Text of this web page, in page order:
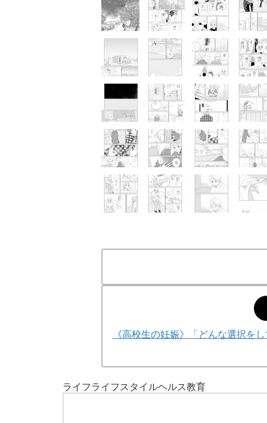
《高校生の妊娠》「どんな選択を
ライフライフスタイルヘルス教育